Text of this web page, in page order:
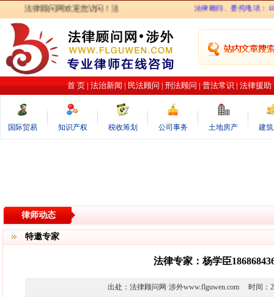
法律顾问网欢迎您访问！法律顾问网力图打造最专业的律师在线咨询网
法律顾问、委托电话：
首 页|法治新闻|民法顾问|刑法顾问|普法常识|法律援助
国际贸易 知识产权 税收筹划 公司事务 土地房产 建
律师动态
特邀专家
法律专家：杨学臣
出处：法律顾问网·涉外www.flguwen.com 时间：